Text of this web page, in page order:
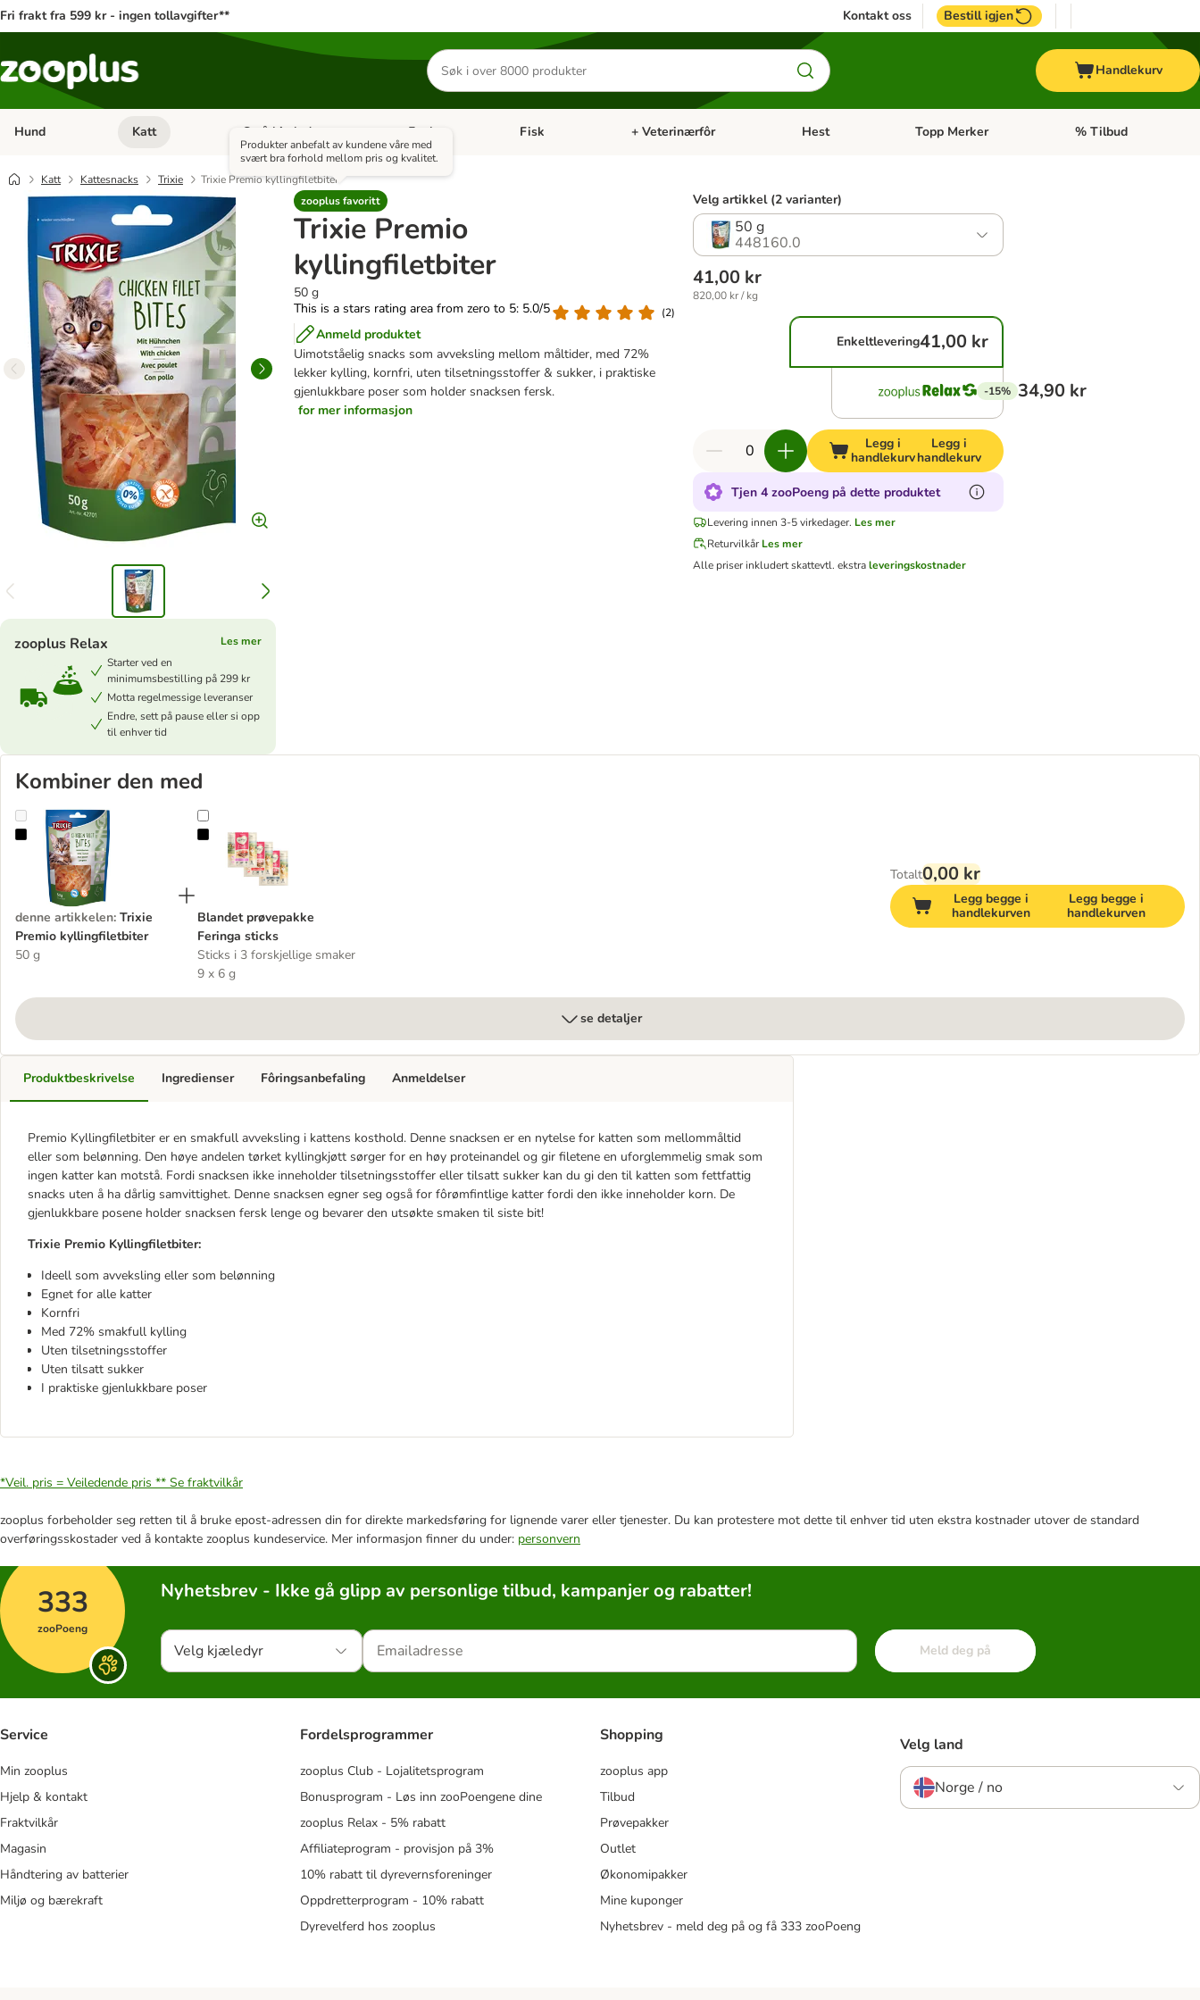
Fri frakt fra 599 kr - ingen tollavgifter** Kontakt oss Bestill igjen
Søk
etter
produkter
Handlekurv
Hund Åpne kategorimeny: Hund
Katt Åpne kategorimeny: Katt
Små kjæledyr Åpne kategorimeny: Små kjæledyr
Fugl Åpne kategorimeny: Fugl
Fisk Åpne kategorimeny: Fisk
+ Veterinærfôr Åpne kategorimeny: + Veterinærfôr
Hest Åpne kategorimeny: Hest
Topp Merker Åpne kategorimeny:
% Tilbud
Katt Kattesnacks Trixie
Trixie Premio kyllingfiletbiter
zooplus favoritt
Produkter anbefalt av kundene våre med
svært bra forhold mellom pris og kvalitet.
Trixie Premio
kyllingfiletbiter
50 g
This is a stars rating area from zero to 5: 5.0/5
(2)
Anmeld produktet
Uimotståelig snacks som avveksling mellom måltider, med 72%
lekker kylling, kornfri, uten tilsetningsstoffer & sukker, i praktiske
gjenlukkbare poser som holder snacksen fersk.
for mer informasjon
zooplus Relax
Les mer
Starter ved en
minimumsbestilling på 299 kr
Motta regelmessige leveranser
Endre, sett på pause eller si opp
til enhver tid
Velg artikkel (2 varianter)
50 g
448160.0
41,00 kr
820,00 kr / kg
Enkeltlevering41,00 kr
-15% 34,90 kr
Legg i
handlekurv
Legg i
handlekurv
Tjen 4 zooPoeng på dette produktet
Levering innen 3-5 virkedager. Les mer
Returvilkår Les mer
Alle priser inkludert skattevtl. ekstraleveringskostnader
Kombiner den med
Trixie Premio kyllingfiletbiter
denne artikkelen: Trixie
Premio kyllingfiletbiter
50 g
Blandet prøvepakke Feringa sticks
Blandet prøvepakke
Feringa sticks
Sticks i 3 forskjellige smaker
9 x 6 g
Totalt0,00 kr
Legg begge i
handlekurven
Legg begge i
handlekurven
se detaljer
Produktbeskrivelse
Premio Kyllingfiletbiter er en smakfull avveksling i kattens kosthold. Denne snacksen er en nytelse for katten som mellommåltid
eller som belønning. Den høye andelen tørket kyllingkjøtt sørger for en høy proteinandel og gir filetene en uforglemmelig smak som
ingen katter kan motstå. Fordi snacksen ikke inneholder tilsetningsstoffer eller tilsatt sukker kan du gi den til katten som fettfattig
snacks uten å ha dårlig samvittighet. Denne snacksen egner seg også for fôrømfintlige katter fordi den ikke inneholder korn. De
gjenlukkbare posene holder snacksen fersk lenge og bevarer den utsøkte smaken til siste bit!
Trixie Premio Kyllingfiletbiter:
Ideell som avveksling eller som belønning
Egnet for alle katter
Kornfri
Med 72% smakfull kylling
Uten tilsetningsstoffer
Uten tilsatt sukker
I praktiske gjenlukkbare poser
Ingredienser Fôringsanbefaling Anmeldelser
*Veil. pris = Veiledende pris ** Se fraktvilkår
zooplus forbeholder seg retten til å bruke epost-adressen din for direkte markedsføring for lignende varer eller tjenester. Du kan protestere mot dette til enhver tid uten ekstra kostnader utover de standard
overføringsskostader ved å kontakte zooplus kundeservice. Mer informasjon finner du under: personvern
333
zooPoeng
Nyhetsbrev - Ikke gå glipp av personlige tilbud, kampanjer og rabatter!
Velg kjæledyr Meld deg på
Service
Min zooplus
Hjelp & kontakt
Fraktvilkår
Magasin
Håndtering av batterier
Miljø og bærekraft
Fordelsprogrammer
zooplus Club - Lojalitetsprogram
Bonusprogram - Løs inn zooPoengene dine
zooplus Relax - 5% rabatt
Affiliateprogram - provisjon på 3%
10% rabatt til dyrevernsforeninger
Oppdretterprogram - 10% rabatt
Dyrevelferd hos zooplus
Shopping
zooplus app
Tilbud
Prøvepakker
Outlet
Økonomipakker
Mine kuponger
Nyhetsbrev - meld deg på og få 333 zooPoeng
Velg land
Norge / no